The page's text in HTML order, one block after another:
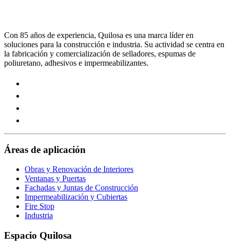
Con 85 años de experiencia, Quilosa es una marca líder en
soluciones para la construcción e industria. Su actividad se centra en
la fabricación y comercialización de selladores, espumas de
poliuretano, adhesivos e impermeabilizantes.
page
https://www.facebook.com/QuilosaSelenaIberia/
page
Áreas de aplicación
Obras y Renovación de Interiores
Ventanas y Puertas
Fachadas y Juntas de Construcción
Impermeabilización y Cubiertas
Fire Stop
Industria
Espacio Quilosa